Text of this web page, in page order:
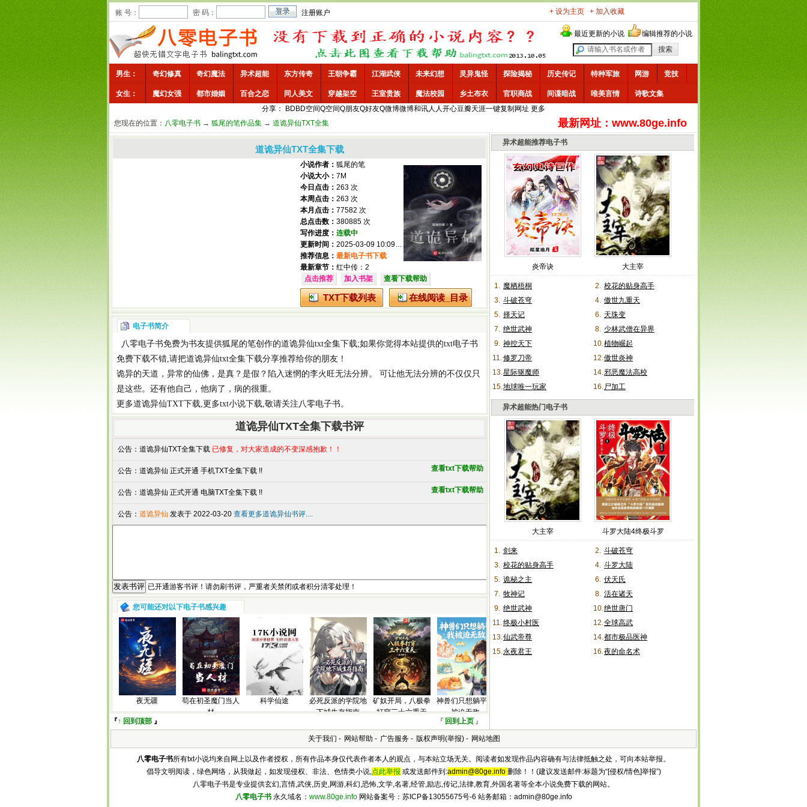
账 号： 密 码： 注册账户 + 设为主页 + 加入收藏
最近更新的小说 编辑推荐的小说
男生： 奇幻修真 奇幻魔法 异术超能 东方传奇 王朝争霸 江湖武侠 未来幻想 灵异鬼怪 探险揭秘 历史传记 特种军旅 网游 竞技
女生： 魔幻女强 都市婚姻 百合之恋 同人美文 穿越架空 王室贵族 魔法校园 乡土布衣 官职商战 间谍暗战 唯美言情
诗歌文集
分享：
BD BD空间Q空间Q朋友Q好友Q微博微博和讯人人开心豆瓣天涯一键复制网址 更多
您现在的位置： 八零电子书 → 狐尾的笔作品集 → 道诡异仙TXT全集 最新网址：www.80ge.info
道诡异仙TXT全集下载
小说作者： 狐尾的笔
小说大小： 7M
今日点击： 263 次
本周点击： 263 次
本月点击： 77582 次
总点击数： 380885 次
写作进度： 连载中
更新时间： 2025-03-09 10:09:00
推荐信息： 最新电子书下载
最新章节： 红中传：2
点击推荐
加入书架 查看下载帮助
TXT下载列表 在线阅读_目录
电子书简介
八零电子书免费为书友提供狐尾的笔创作的道诡异仙txt全集下载;如果你觉得本站提供的txt电子书
免费下载不错,请把道诡异仙txt全集下载分享推荐给你的朋友！
诡异的天道，异常的仙佛，是真？是假？陷入迷惘的李火旺无法分辨。 可让他无法分辨的不仅仅只
是这些。还有他自己，他病了，病的很重。
更多道诡异仙TXT下载,更多txt小说下载,敬请关注八零电子书。
道诡异仙TXT全集下载书评
公告： 道诡异仙TXT全集下载 已修复，对大家造成的不变深感抱歉！！
查看txt下载帮助
公告： 道诡异仙 正式开通 手机TXT全集下载 !!
查看txt下载帮助
公告： 道诡异仙 正式开通 电脑TXT全集下载 !!
公告： 道诡异仙 发表于 2022-03-20 查看更多道诡异仙书评....
已开通游客书评！请勿刷书评，严重者关禁闭或者积分清零处理！
您可能还对以下电子书感兴趣
夜无疆
苟在初圣魔门当人
材
科学仙途
必死反派的学院地
下城生存指南
矿奴开局，八极拳
打穿三十六重天
神兽们只想躺平我
被迫无敌
『↑ 回到顶部 』 『 回到上页 』
异术超能推荐电子书
炎帝诀 大主宰
1. 魔栖梧桐 2. 校花的贴身高手
3. 斗破苍穹 4. 傲世九重天
5. 择天记 6. 天珠变
7. 绝世武神 8. 少林武僧在异界
9. 神控天下 10.植物崛起
11.修罗刀帝 12.傲世炎神
13.星际驱魔师 14.邪恶魔法高校
15.地球唯一玩家 16.尸加工
异术超能热门电子书
大主宰 斗罗大陆4终极斗罗
1. 剑来 2. 斗破苍穹
3. 校花的贴身高手 4. 斗罗大陆
5. 诡秘之主 6. 伏天氏
7. 牧神记 8. 活在诸天
9. 绝世武神 10.绝世唐门
11.终极小村医 12.全球高武
13.仙武帝尊 14.都市极品医神
15.永夜君王 16.夜的命名术
关于我们 - 网站帮助 - 广告服务 - 版权声明(举报) - 网站地图
八零电子书所有txt小说均来自网上以及作者授权，所有作品本身仅代表作者本人的观点，与本站立场无关。阅读者如发现作品内容确有与法律抵触之处，可向本站举报。
倡导文明阅读，绿色网络，从我做起，如发现侵权、非法、色情类小说,点此举报 或发送邮件到:admin@80ge.info 删除！！(建议发送邮件:标题为“[侵权/情色]举报”)
八零电子书是专业提供玄幻,言情,武侠,历史,网游,科幻,恐怖,文学,名著,经管,励志,传记,法律,教育,外国名著等全本小说免费下载的网站。
八零电子书永久域名： www.80ge.info网站备案号：苏ICP备13055675号-6 站务邮箱：admin@80ge.info